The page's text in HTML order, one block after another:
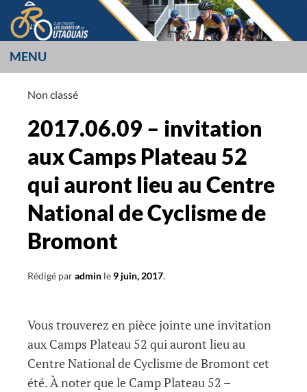
Aller
au
contenu
LES CUISSES OR
L’OUTAOUAIS
MENU
Non classé
2017.06.09 – invitation
aux Camps Plateau 52
qui auront lieu au Centre
National de Cyclisme de
Bromont
Rédigé paradmin le 9 juin, 2017.
Vous trouverez en pièce jointe une invitation
aux Camps Plateau 52 qui auront lieu au
Centre National de Cyclisme de Bromont cet
été. À noter que le Camp Plateau 52 –